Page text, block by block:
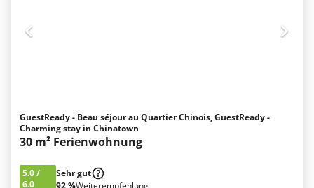
GuestReady - Beau séjour au Quartier Chinois, GuestReady -
Charming stay in Chinatown
30 m² Ferienwohnung
5.0/
6.0
Sehr gut
92 %Weiterempfehlung